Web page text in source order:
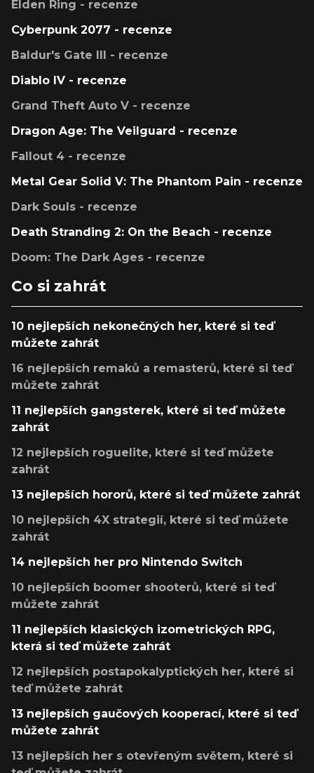
Elden Ring - recenze
Cyberpunk 2077 - recenze
Baldur's Gate III - recenze
Diablo IV - recenze
Grand Theft Auto V - recenze
Dragon Age: The Veilguard - recenze
Fallout 4 - recenze
Metal Gear Solid V: The Phantom Pain - recenze
Dark Souls - recenze
Death Stranding 2: On the Beach - recenze
Doom: The Dark Ages - recenze
Co si zahrát
10 nejlepších nekonečných her, které si teď
můžete zahrát
16 nejlepších remaků a remasterů, které si teď
můžete zahrát
11 nejlepších gangsterek, které si teď můžete
zahrát
12 nejlepších roguelite, které si teď můžete
zahrát
13 nejlepších hororů, které si teď můžete zahrát
10 nejlepších 4X strategií, které si teď můžete
zahrát
14 nejlepších her pro Nintendo Switch
10 nejlepších boomer shooterů, které si teď
můžete zahrát
11 nejlepších klasických izometrických RPG,
která si teď můžete zahrát
12 nejlepších postapokalyptických her, které si
teď můžete zahrát
13 nejlepších gaučových kooperací, které si teď
můžete zahrát
13 nejlepších her s otevřeným světem, které si